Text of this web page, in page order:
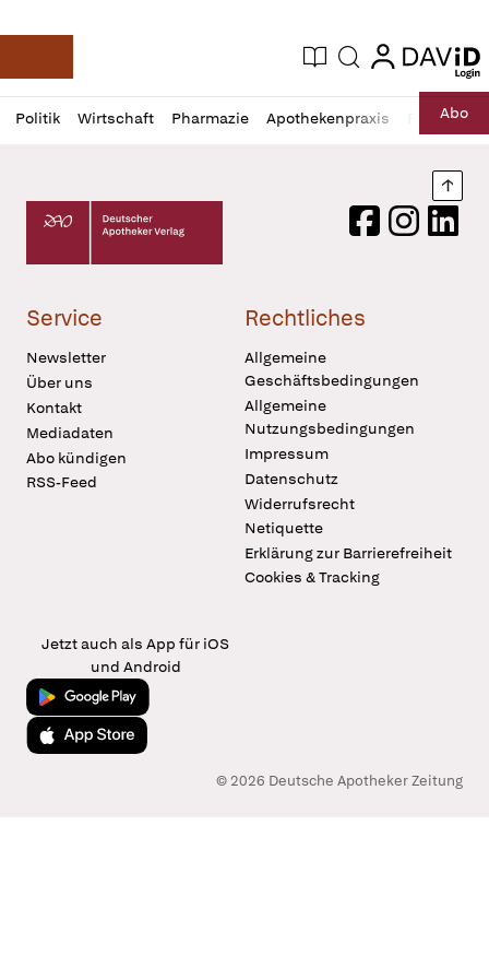
Deutsche Apotheker Zeitung
Aktuelle Ausgabe
Suche login
login
Politik Wirtschaft Pharmazie Apothekenpraxis RechtAbo
Profil
öffnen
Daz
Pur
Deutscher Apotheker Verlag Logo
FacebookInstagram
Service
Newsletter
Über uns
Kontakt
Mediadaten
Abo kündigen
RSS-Feed
Rechtliches
Allgemeine
Geschäftsbedingungen
Allgemeine
Nutzungsbedingungen
Impressum
Datenschutz
Widerrufsrecht
Netiquette
Erklärung zur Barrierefreiheit
Cookies & Tracking
Jetzt auch als App für iOS
und Android
Jetzt bei Google Play
Laden im App Store
© 2026 Deutsche Apotheker Zeitung